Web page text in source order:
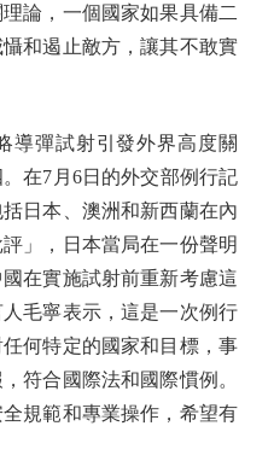
論，一個國家如果具備二
和遏止敵方，讓其不敢實
彈試射引發外界高度關
在7月6日的外交部例行記
日本、澳洲和新西蘭在內
」，日本當局在一份聲明
在實施試射前重新考慮這
毛寧表示，這是一次例行
何特定的國家和目標，事
符合國際法和國際慣例。
規範和專業操作，希望有